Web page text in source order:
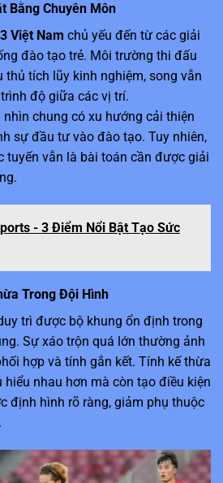
Bằng Chuyên Môn
Việt Nam chủ yếu đến từ các giải
đào tạo trẻ. Môi trường thi đấu
thủ tích lũy kinh nghiệm, song vẫn
độ giữa các vị trí.
chung có xu hướng cải thiện
sự đầu tư vào đào tạo. Tuy nhiên,
tuyến vẫn là bài toán cần được giải
- 3 Điểm Nổi Bật Tạo Sức
Trong Đội Hình
trì được bộ khung ổn định trong
Sự xáo trộn quá lớn thường ảnh
hợp và tính gắn kết. Tính kế thừa
nhau hơn mà còn tạo điều kiện
định hình rõ ràng, giảm phụ thuộc